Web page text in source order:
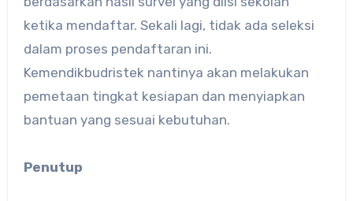
ketika mendaftar. Sekali lagi, tidak ada seleksi
dalam proses pendaftaran ini.
Kemendikbudristek nantinya akan melakukan
pemetaan tingkat kesiapan dan menyiapkan
bantuan yang sesuai kebutuhan.
Penutup